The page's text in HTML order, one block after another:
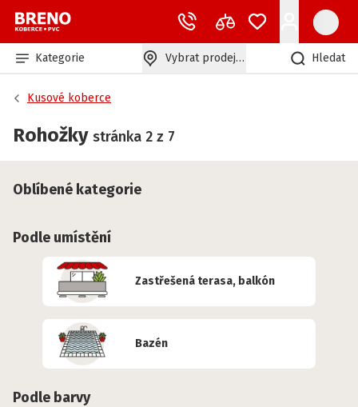
Kategorie Vybrat prodejnu Hledat
Kusové koberce
Rohožky stránka 2 z 7
Oblíbené kategorie
Podle umístění
Zastřešená terasa, balkón
Bazén
Podle barvy